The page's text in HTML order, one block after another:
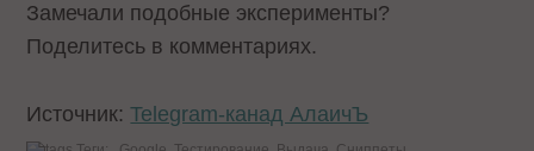
Замечали подобные эксперименты?
Поделитесь в комментариях.
Источник:Telegram-канад АлаичЪ